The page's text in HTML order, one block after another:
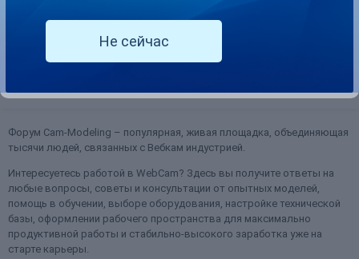
Кто через Paxum выводит деньги? Как вам? Делитесь инфой)
22 марта, 2016 15571 ответ
Форум Cam-Modeling – популярная, живая площадка, объединяющая
тысячи людей, связанных с Вебкам индустрией.
Интересуетесь работой в WebCam? Здесь вы получите ответы на
любые вопросы, советы и консультации от опытных моделей,
помощь в обучении, выборе оборудования, настройке технической
базы, оформлении рабочего пространства для максимально
продуктивной работы и стабильно-высокого заработка уже на
старте карьеры.
Не сейчас